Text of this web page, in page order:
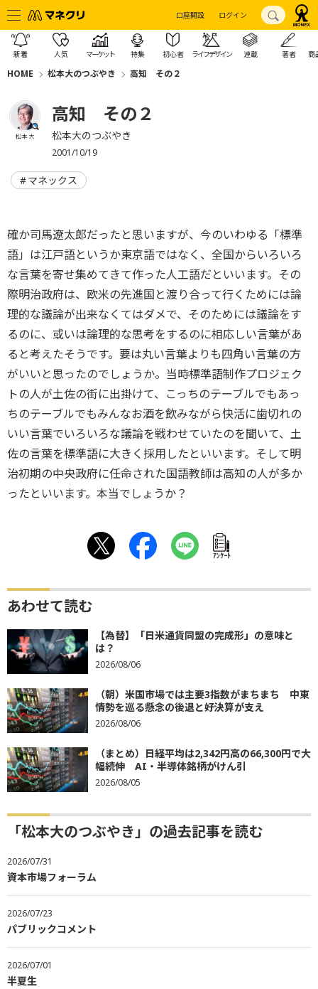
口座開設 ログイン
新着 人気 マーケット 特集 初心者 ライフデザイン 連載 著者 商
HOME 松本大のつぶやき 高知 その２
松本 大
高知 その２
松本大のつぶやき
2001/10/19
マネックス
確か司馬遼太郎だったと思いますが、今のいわゆる「標準
語」は江戸語というか東京語ではなく、全国からいろいろ
な言葉を寄せ集めてきて作った人工語だといいます。その
際明治政府は、欧米の先進国と渡り合って行くためには論
理的な議論が出来なくてはダメで、そのためには議論をす
るのに、或いは論理的な思考をするのに相応しい言葉があ
ると考えたそうです。要は丸い言葉よりも四角い言葉の方
がいいと思ったのでしょうか。当時標準語制作プロジェク
トの人が土佐の街に出掛けて、こっちのテーブルでもあっ
ちのテーブルでもみんなお酒を飲みながら快活に歯切れの
いい言葉でいろいろな議論を戦わせていたのを聞いて、土
佐の言葉を標準語に大きく採用したといいます。そして明
治初期の中央政府に任命された国語教師は高知の人が多か
ったといいます。本当でしょうか？
ｱﾝｹｰﾄ
あわせて読む
【為替】「日米通貨同盟の完成形」の意味と
は？
2026/08/06
（朝）米国市場では主要3指数がまちまち 中東
情勢を巡る懸念の後退と好決算が支え
2026/08/06
（まとめ）日経平均は2,342円高の66,300円で大
幅続伸 AI・半導体銘柄がけん引
2026/08/05
「松本大のつぶやき」の過去記事を読む
2026/07/31
資本市場フォーラム
2026/07/23
パブリックコメント
2026/07/01
半夏生